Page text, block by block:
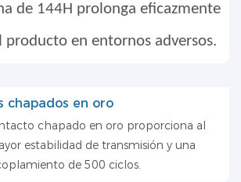
de 144H prolonga eficazmente
producto en entornos adversos.
chapados en oro
chapado en oro proporciona al
estabilidad de transmisión y una
de 500 ciclos.